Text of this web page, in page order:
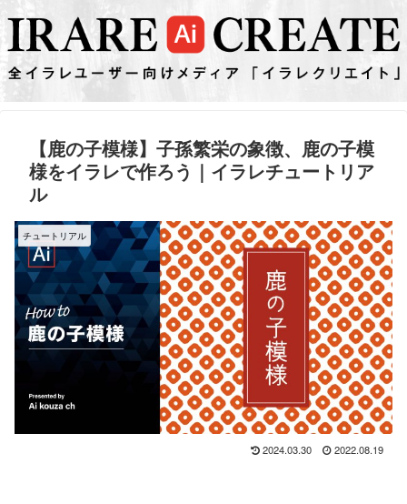
【鹿の子模様】子孫繁栄の象徴、鹿の子模
様をイラレで作ろう｜イラレチュートリア
ル
チュートリアル
2024.03.30 2022.08.19